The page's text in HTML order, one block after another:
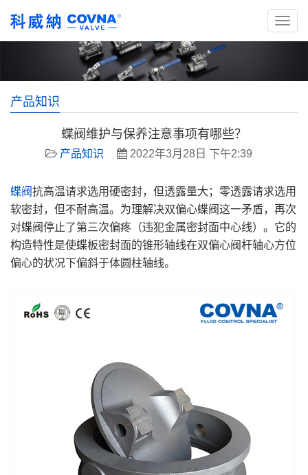
产品知识
蝶阀维护与保养注意事项有哪些？
产品知识 2022年3月28日 下午2:39
蝶阀抗高温请求选用硬密封，但透露量大；零透露请求选用
软密封，但不耐高温。为理解决双偏心蝶阀这一矛盾，再次
对蝶阀停止了第三次偏疼（违犯金属密封面中心线）。它的
构造特性是使蝶板密封面的锥形轴线在双偏心阀杆轴心方位
偏心的状况下偏斜于体圆柱轴线。